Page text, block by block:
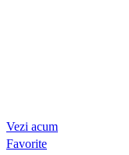
Vezi acum
Favorite